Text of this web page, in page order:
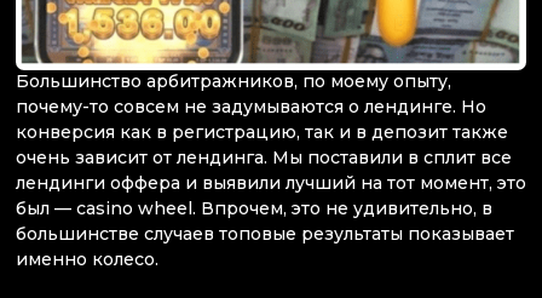
Большинство арбитражников, по моему опыту,
почему-то совсем не задумываются о лендинге. Но
конверсия как в регистрацию, так и в депозит также
очень зависит от лендинга. Мы поставили в сплит все
лендинги оффера и выявили лучший на тот момент, это
был — casino wheel. Впрочем, это не удивительно, в
большинстве случаев топовые результаты показывает
именно колесо.